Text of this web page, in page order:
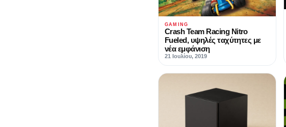
GAMING
Crash Team Racing Nitro
Fueled, υψηλές ταχύτητες με
νέα εμφάνιση
21 Ιουλίου, 2019